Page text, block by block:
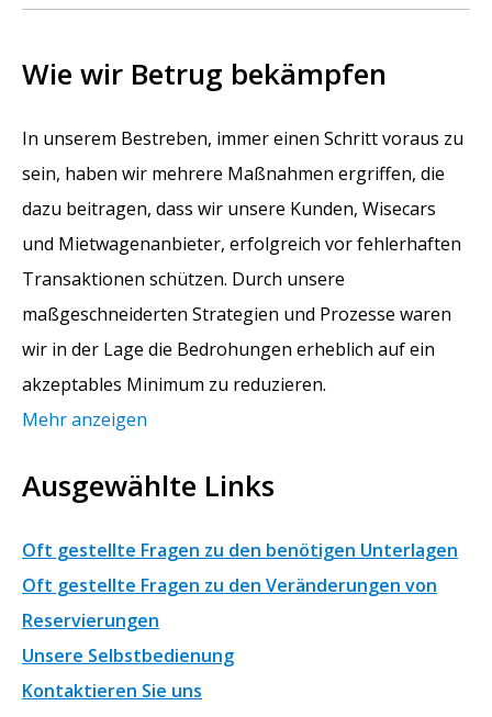
Wie wir Betrug bekämpfen
In unserem Bestreben, immer einen Schritt voraus zu
sein, haben wir mehrere Maßnahmen ergriffen, die
dazu beitragen, dass wir unsere Kunden, Wisecars
und Mietwagenanbieter, erfolgreich vor fehlerhaften
Transaktionen schützen. Durch unsere
maßgeschneiderten Strategien und Prozesse waren
wir in der Lage die Bedrohungen erheblich auf ein
akzeptables Minimum zu reduzieren.
Mehr anzeigen
Ausgewählte Links
Oft gestellte Fragen zu den benötigen Unterlagen
Oft gestellte Fragen zu den Veränderungen von
Reservierungen
Unsere Selbstbedienung
Kontaktieren Sie uns